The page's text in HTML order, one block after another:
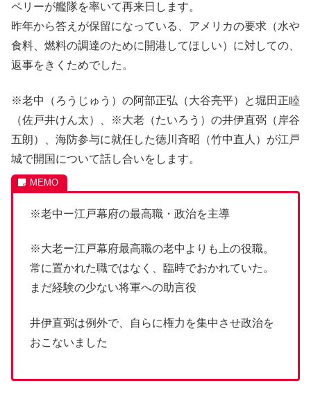
ペリーが艦隊を率いて再来日します。
昨年から答えが保留になっている、アメリカの要求（水や
食料、燃料の調達のために開港してほしい）に対しての、
返事をきくためでした。
※老中（ろうじゅう）の阿部正弘（大谷亮平）と堀田正睦
（佐戸井けん太）、※大老（たいろう）の井伊直弼（岸谷
五朗）、海防参与に就任した徳川斉昭（竹中直人）が江戸
城で開国について話し合いをします。
※老中ー江戸幕府の最高職・政治を主導
※大老ー江戸幕府最高職の老中よりも上の役職。
常に置かれた職ではなく、臨時でおかれていた。
まだ経験の少ない将軍への助言役
井伊直弼は例外で、自らに権力を集中させ政治を
おこないました